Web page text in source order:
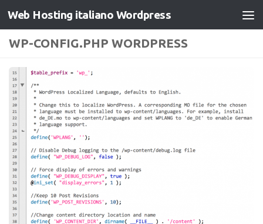
Salta al contenuto
Web Hosting italiano Wordpress
WP-CONFIG.PHP WORDPRESS